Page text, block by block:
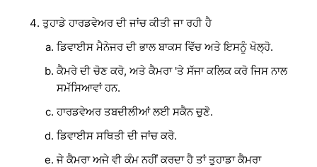
ਤੁਹਾਡੇ ਹਾਰਡਵੇਅਰ ਦੀ ਜਾਂਚ ਕੀਤੀ ਜਾ ਰਹੀ ਹੈ
ਡਿਵਾਈਸ ਮੈਨੇਜਰ ਦੀ ਭਾਲ ਬਾਕਸ ਵਿੱਚ ਅਤੇ ਇਸਨੂੰ ਖੋਲ੍ਹੋ.
ਕੈਮਰੇ ਦੀ ਚੋਣ ਕਰੋ, ਅਤੇ ਕੈਮਰਾ 'ਤੇ ਸੱਜਾ ਕਲਿਕ ਕਰੋ ਜਿਸ ਨਾਲ
ਸਮੱਸਿਆਵਾਂ ਹਨ.
ਹਾਰਡਵੇਅਰ ਤਬਦੀਲੀਆਂ ਲਈ ਸਕੈਨ ਚੁਣੋ.
ਡਿਵਾਈਸ ਸਥਿਤੀ ਦੀ ਜਾਂਚ ਕਰੋ.
ਜੇ ਕੈਮਰਾ ਅਜੇ ਵੀ ਕੰਮ ਨਹੀਂ ਕਰਦਾ ਹੈ ਤਾਂ ਤੁਹਾਡਾ ਕੈਮਰਾ